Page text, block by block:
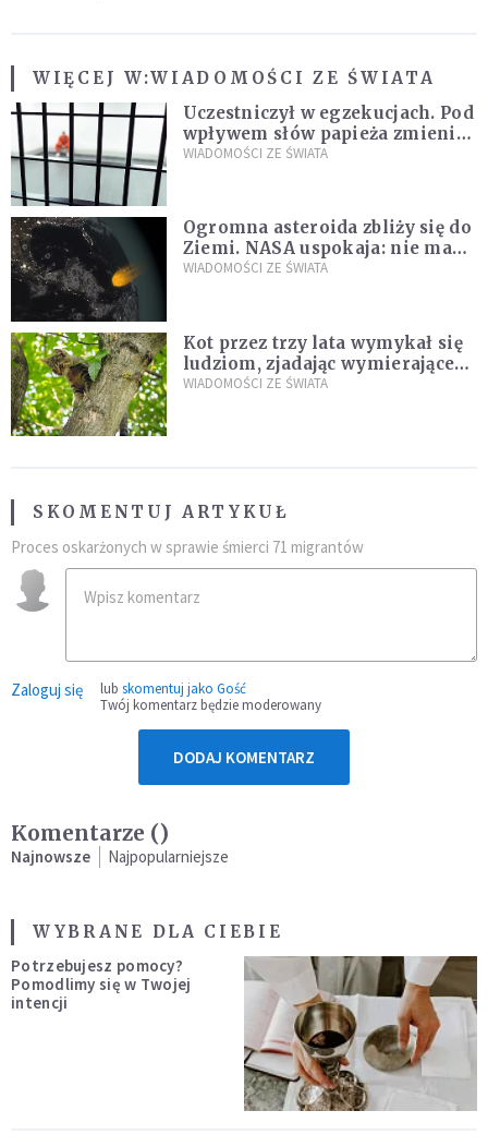
WIĘCEJ W:WIADOMOŚCI ZE ŚWIATA
Uczestniczył w egzekucjach. Pod
wpływem słów papieża zmienił
zdanie
WIADOMOŚCI ZE ŚWIATA
Ogromna asteroida zbliży się do
Ziemi. NASA uspokaja: nie ma
zagrożenia
WIADOMOŚCI ZE ŚWIATA
Kot przez trzy lata wymykał się
ludziom, zjadając wymierające
kaczki. W końcu popełnił
WIADOMOŚCI ZE ŚWIATA
SKOMENTUJ ARTYKUŁ
Proces oskarżonych w sprawie śmierci 71 migrantów
Zaloguj się lub skomentuj jako Gość
Twój komentarz będzie moderowany
DODAJ KOMENTARZ
Komentarze ()
Najnowsze Najpopularniejsze
WYBRANE DLA CIEBIE
Potrzebujesz pomocy?
Pomodlimy się w Twojej
intencji